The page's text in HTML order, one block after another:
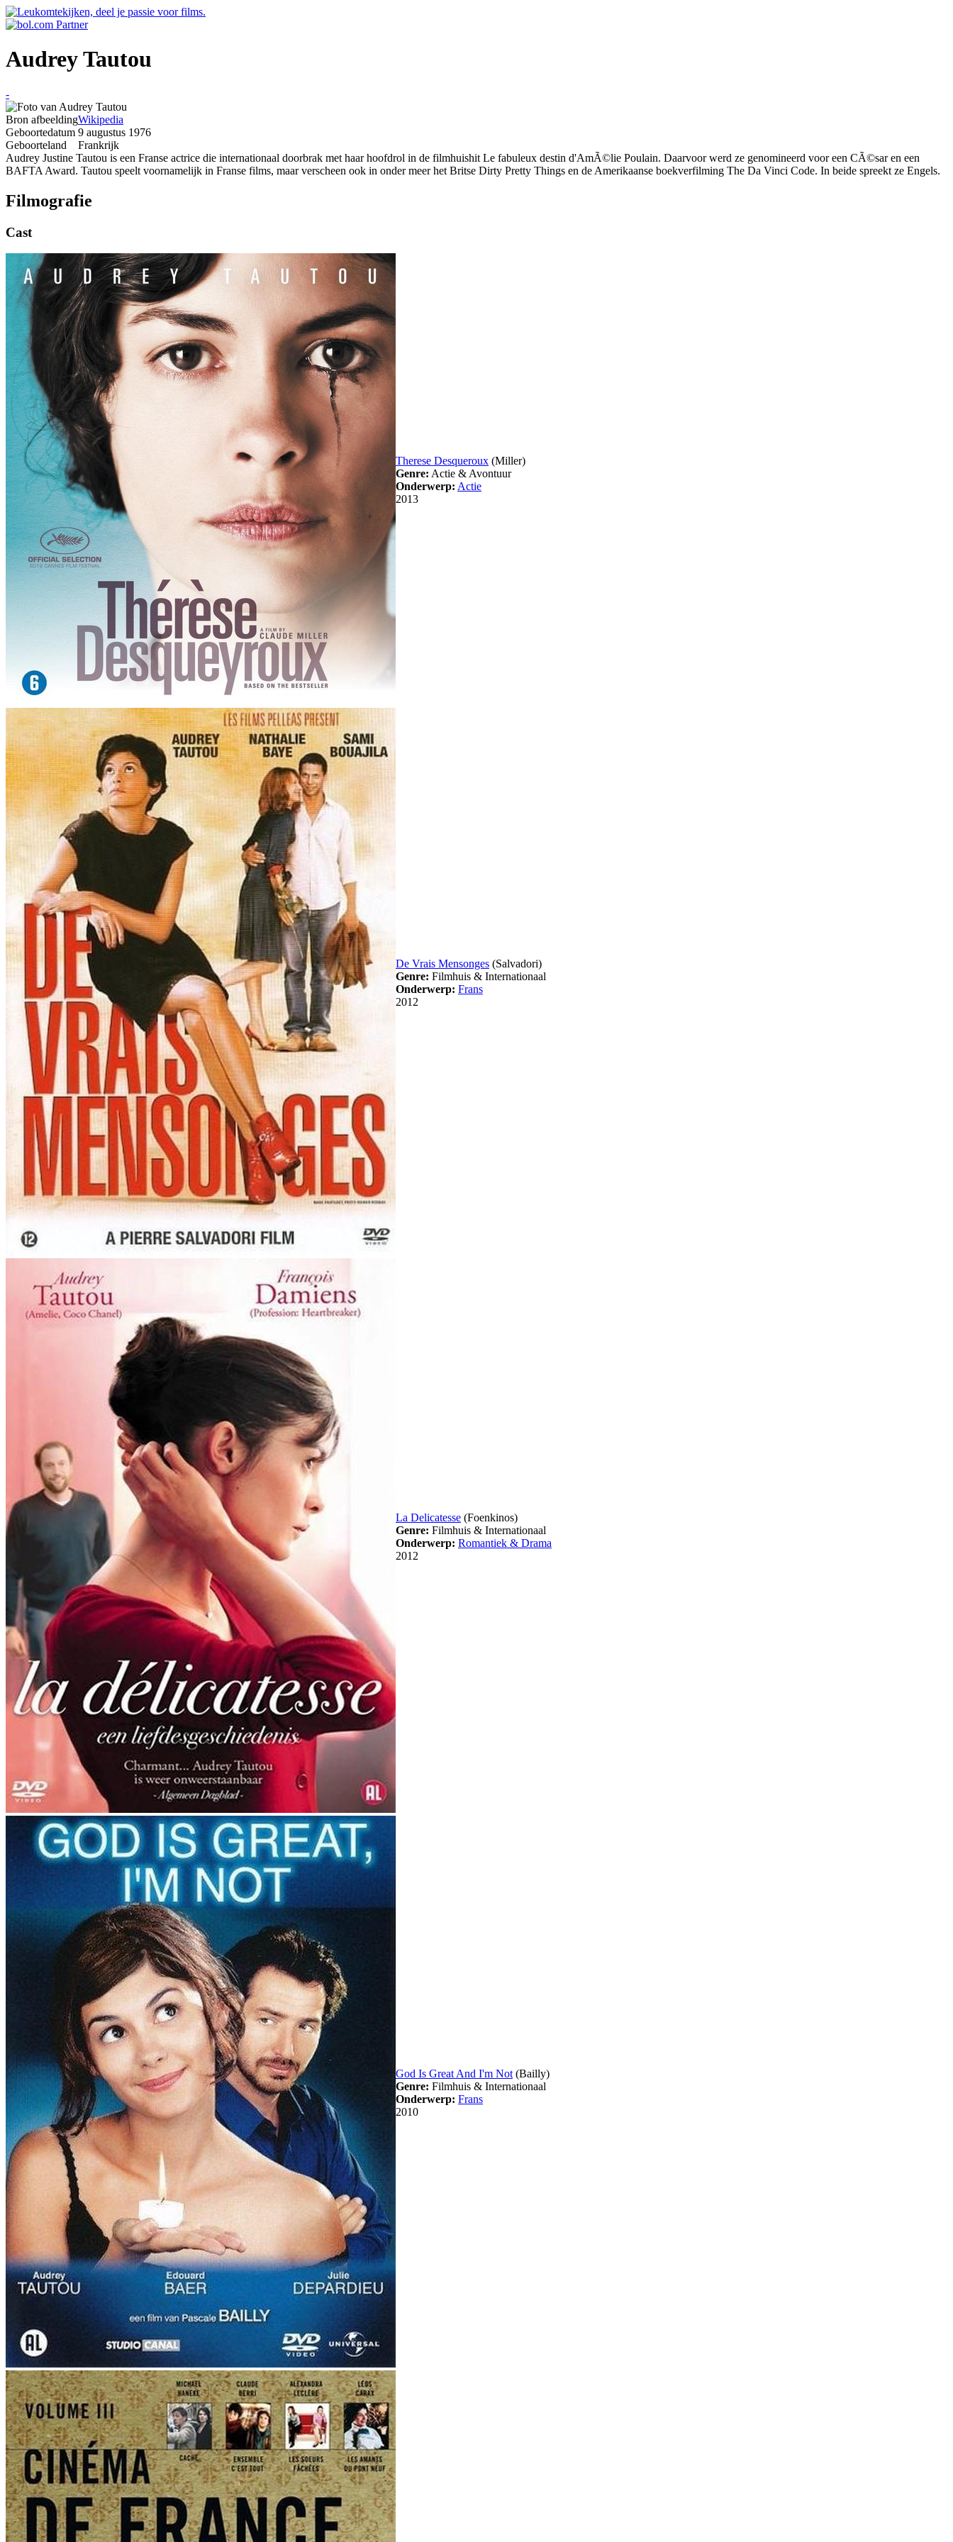
Audrey Tautou
-
Bron afbeeldingWikipedia
Geboortedatum 9 augustus 1976
Geboorteland
Frankrijk
Audrey Justine Tautou is een Franse actrice die internationaal doorbrak met haar hoofdrol in de filmhuishit Le fabuleux destin d'AmÃ©lie Poulain. Daarvoor werd ze genomineerd voor een CÃ©sar en een
BAFTA Award. Tautou speelt voornamelijk in Franse films, maar verscheen ook in onder meer het Britse Dirty Pretty Things en de Amerikaanse boekverfilming The Da Vinci Code. In beide spreekt ze Engels.
Filmografie
Cast
Therese Desqueroux (Miller)
Genre: Actie & Avontuur
Onderwerp: Actie
2013
De Vrais Mensonges (Salvadori)
Genre: Filmhuis & Internationaal
Onderwerp: Frans
2012
La Delicatesse (Foenkinos)
Genre: Filmhuis & Internationaal
Onderwerp: Romantiek & Drama
2012
God Is Great And I'm Not(Bailly)
Genre: Filmhuis & Internationaal
Onderwerp: Frans
2010